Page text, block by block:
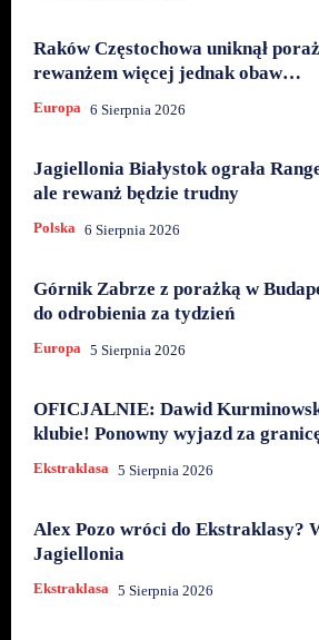
Raków Częstochowa uniknął
rewanżem więcej jednak obaw…
Europa 6 Sierpnia 2026
Jagiellonia Białystok ograła
ale rewanż będzie trudny
Polska 6 Sierpnia 2026
Górnik Zabrze z porażką w
do odrobienia za tydzień
Europa 5 Sierpnia 2026
OFICJALNIE: Dawid
klubie! Ponowny wyjazd za
Ekstraklasa 5 Sierpnia 2026
Alex Pozo wróci do Ekstraklasy?
Jagiellonia
Ekstraklasa 5 Sierpnia 2026